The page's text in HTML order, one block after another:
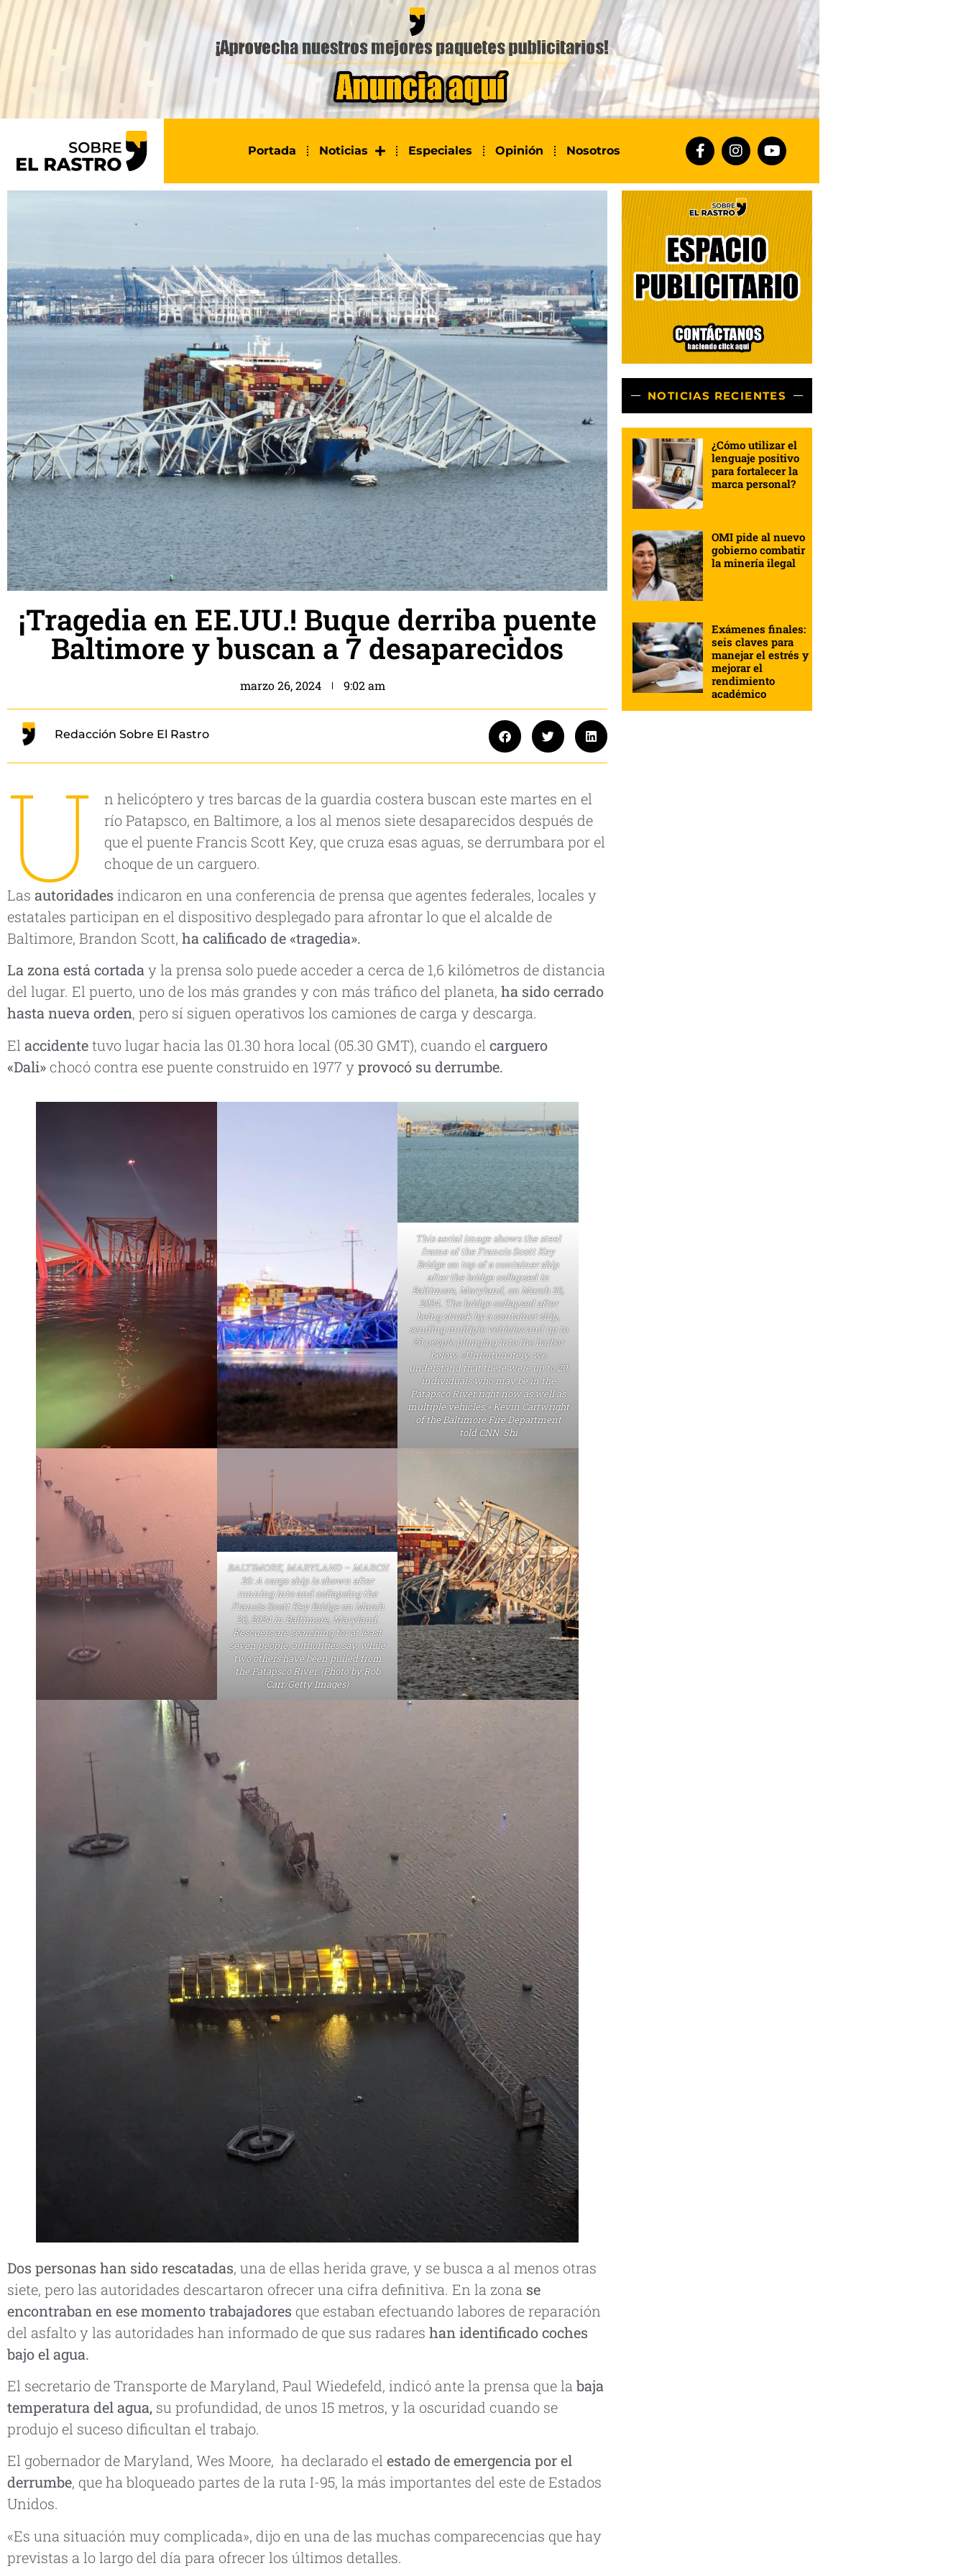
Portada Noticias Especiales Opinión Nosotros
¡Tragedia en EE.UU.! Buque derriba puente
Baltimore y buscan a 7 desaparecidos
marzo 26, 2024 9:02 am
Redacción Sobre El Rastro
U
n helicóptero y tres barcas de la guardia costera buscan este martes en el
río Patapsco, en Baltimore, a los al menos siete desaparecidos después de
que el puente Francis Scott Key, que cruza esas aguas, se derrumbara por el
choque de un carguero.
Las autoridades indicaron en una conferencia de prensa que agentes federales, locales y
estatales participan en el dispositivo desplegado para afrontar lo que el alcalde de
Baltimore, Brandon Scott, ha calificado de «tragedia».
La zona está cortaday la prensa solo puede acceder a cerca de 1,6 kilómetros de distancia
del lugar. El puerto, uno de los más grandes y con más tráfico del planeta, ha sido cerrado
hasta nueva orden, pero sí siguen operativos los camiones de carga y descarga.
El accidentetuvo lugar hacia las 01.30 hora local (05.30 GMT), cuando el carguero
«Dali» chocó contra ese puente construido en 1977 yprovocó su derrumbe.
This aerial image shows the steel
frame of the Francis Scott Key
Bridge on top of a container ship
after the bridge collapsed in
Baltimore, Maryland, on March 26,
2024. The bridge collapsed after
being struck by a container ship,
sending multiple vehicles and up to
20 people plunging into the harbor
below. «Unfortunately, we
understand that there were up to 20
individuals who may be in the
Patapsco River right now as well as
multiple vehicles,» Kevin Cartwright
of the Baltimore Fire Department
told CNN. Shi
BALTIMORE, MARYLAND – MARCH
26: A cargo ship is shown after
running into and collapsing the
Francis Scott Key Bridge on March
26, 2024 in Baltimore, Maryland.
Rescuers are searching for at least
seven people, authorities say, while
two others have been pulled from
the Patapsco River. (Photo by Rob
Carr/Getty Images)
Dos personas han sido rescatadas, una de ellas herida grave, y se busca a al menos otras
siete, pero las autoridades descartaron ofrecer una cifra definitiva. En la zona se
encontraban en ese momento trabajadores que estaban efectuando labores de reparación
del asfalto y las autoridades han informado de que sus radares han identificado coches
bajo el agua.
El secretario de Transporte de Maryland, Paul Wiedefeld, indicó ante la prensa que la baja
temperatura del agua, su profundidad, de unos 15 metros, y la oscuridad cuando se
produjo el suceso dificultan el trabajo.
El gobernador de Maryland, Wes Moore, ha declarado el estado de emergencia por el
derrumbe, que ha bloqueado partes de la ruta I-95, la más importantes del este de Estados
Unidos.
«Es una situación muy complicada», dijo en una de las muchas comparecencias que hay
previstas a lo largo del día para ofrecer los últimos detalles.
NOTICIAS RECIENTES
¿Cómo utilizar el
lenguaje positivo
para fortalecer la
marca personal?
OMI pide al nuevo
gobierno combatir
la minería ilegal
Exámenes finales:
seis claves para
manejar el estrés y
mejorar el
rendimiento
académico